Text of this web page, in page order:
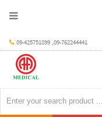
09-425751899 ,09-762244441